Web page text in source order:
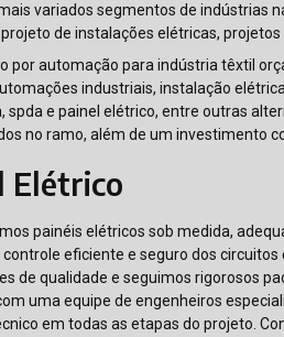
variados segmentos de indústrias
de instalações elétricas,
por automação para indústria têxtil
industriais, instalação
spda e painel elétrico, entre outras
no ramo, além de um investimento
Elétrico
painéis elétricos sob medida,
eficiente e seguro dos
de qualidade e seguimos rigorosos
uma equipe de engenheiros
em todas as etapas do projeto.